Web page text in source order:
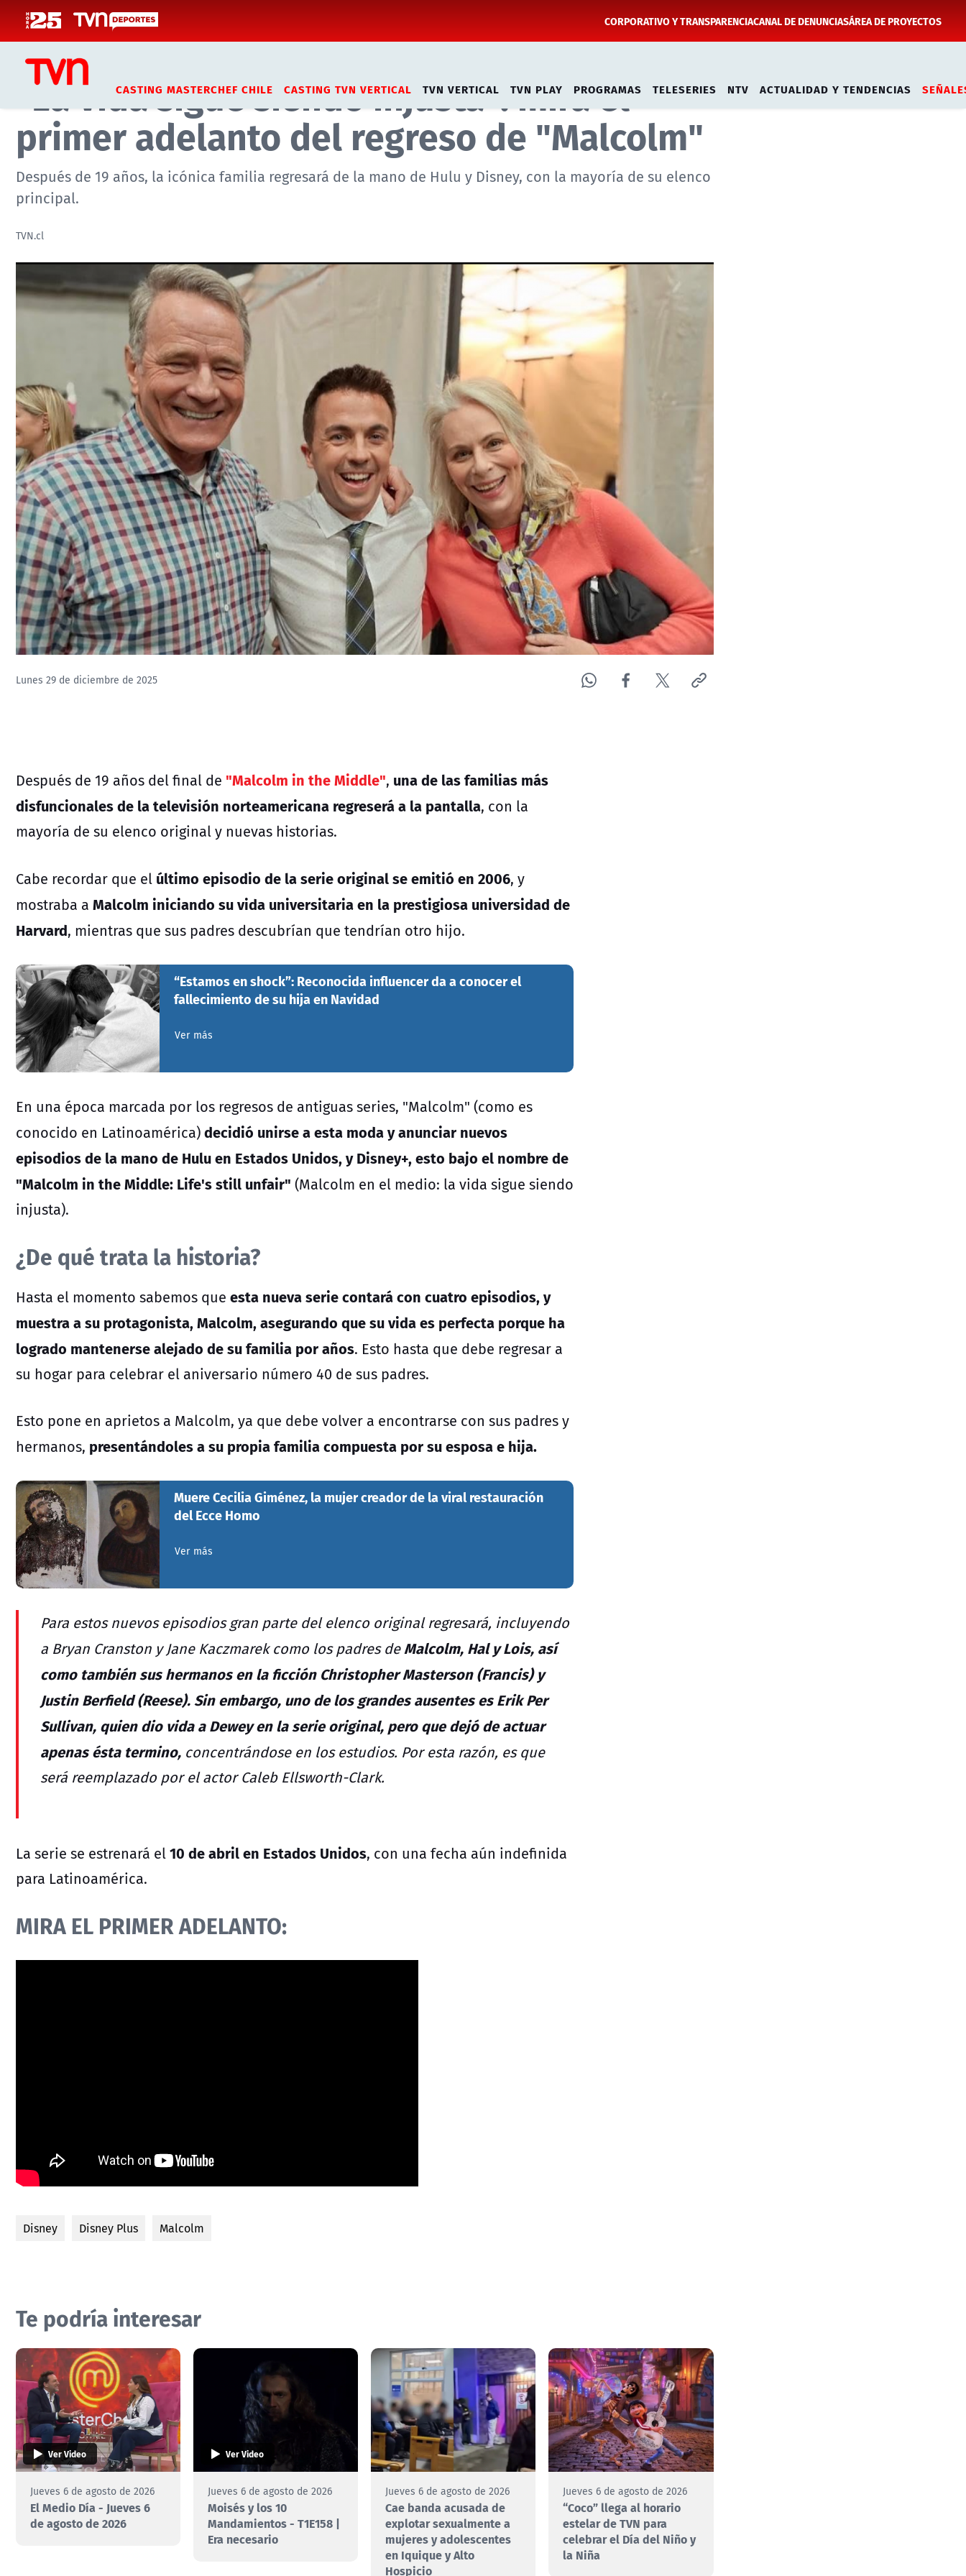
CORPORATIVO Y TRANSPARENCIACANAL DE DENUNCIASÁREA DE PROYECTOS
CASTING MASTERCHEF CHILE CASTING TVN VERTICAL TVN VERTICAL TVN PLAY PROGRAMAS TELESERIES NTV ACTUALIDAD Y TENDENCIAS
Inicio Noticias
"La vida sigue siendo injusta": mira el
primer adelanto del regreso de "Malcolm"
Después de 19 años, la icónica familia regresará de la mano de Hulu y Disney, con la mayoría de su elenco
principal.
TVN.cl
Lunes 29 de diciembre de 2025
Después de 19 años del final de "Malcolm in the Middle", una de las familias más
disfuncionales de la televisión norteamericana regreserá a la pantalla, con la
mayoría de su elenco original y nuevas historias.
Cabe recordar que el último episodio de la serie original se emitió en 2006, y
mostraba a Malcolm iniciando su vida universitaria en la prestigiosa universidad de
Harvard, mientras que sus padres descubrían que tendrían otro hijo.
“Estamos en shock”: Reconocida influencer da a conocer el
fallecimiento de su hija en Navidad
Ver más
En una época marcada por los regresos de antiguas series, "Malcolm" (como es
conocido en Latinoamérica)decidió unirse a esta moda y anunciar nuevos
episodios de la mano de Hulu en Estados Unidos, y Disney+, esto bajo el nombre de
"Malcolm in the Middle: Life's still unfair" (Malcolm en el medio: la vida sigue siendo
injusta).
¿De qué trata la historia?
Hasta el momento sabemos que esta nueva serie contará con cuatro episodios, y
muestra a su protagonista, Malcolm, asegurando que su vida es perfecta porque ha
logrado mantenerse alejado de su familia por años. Esto hasta que debe regresar a
su hogar para celebrar el aniversario número 40 de sus padres.
Esto pone en aprietos a Malcolm, ya que debe volver a encontrarse con sus padres y
hermanos, presentándoles a su propia familia compuesta por su esposa e hija.
Muere Cecilia Giménez, la mujer creador de la viral restauración
del Ecce Homo
Ver más
Para estos nuevos episodios gran parte del elenco original regresará, incluyendo
a Bryan Cranston yJane Kaczmarek como los padres deMalcolm, Hal y Lois, así
como también sus hermanos en la ficción Christopher Masterson (Francis) y
Justin Berfield (Reese). Sin embargo, uno de los grandes ausentes es Erik Per
Sullivan, quien dio vida a Dewey en la serie original, pero que dejó de actuar
apenas ésta termino, concentrándose en los estudios. Por esta razón, es que
será reemplazado por el actor Caleb Ellsworth-Clark.
La serie se estrenará el10 de abril en Estados Unidos, con una fecha aún indefinida
para Latinoamérica.
MIRA EL PRIMER ADELANTO:
Disney Disney Plus Malcolm
Te podría interesar
Ver Video
Jueves 6 de agosto de 2026
El Medio Día - Jueves 6
de agosto de 2026
Ver Video
Jueves 6 de agosto de 2026
Moisés y los 10
Mandamientos - T1E158 |
Era necesario
Jueves 6 de agosto de 2026
Cae banda acusada de
explotar sexualmente a
mujeres y adolescentes
en Iquique y Alto
Hospicio
Jueves 6 de agosto de 2026
“Coco” llega al horario
estelar de TVN para
celebrar el Día del Niño y
la Niña